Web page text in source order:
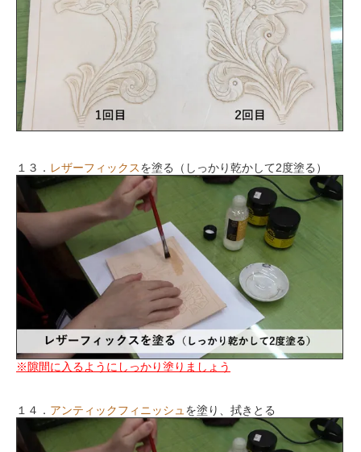
１３． レザーフィックスを塗る（しっかり乾かして2度塗る）
※隙間に入るようにしっかり塗りましょう
１４． アンティックフィニッシュ を塗り、拭きとる